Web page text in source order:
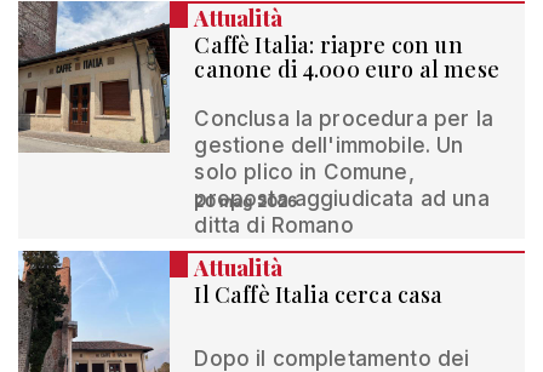
Attualità
Caffè Italia: riapre con un
canone di 4.000 euro al mese
Conclusa la procedura per la
gestione dell'immobile. Un
solo plico in Comune,
proposta aggiudicata ad una
ditta di Romano
20 mag 2026
Attualità
Il Caffè Italia cerca casa
Dopo il completamento dei